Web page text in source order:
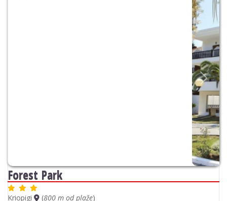
Next
Next
Kriopigi 50 m od plaže
8 REZERVIŠI!